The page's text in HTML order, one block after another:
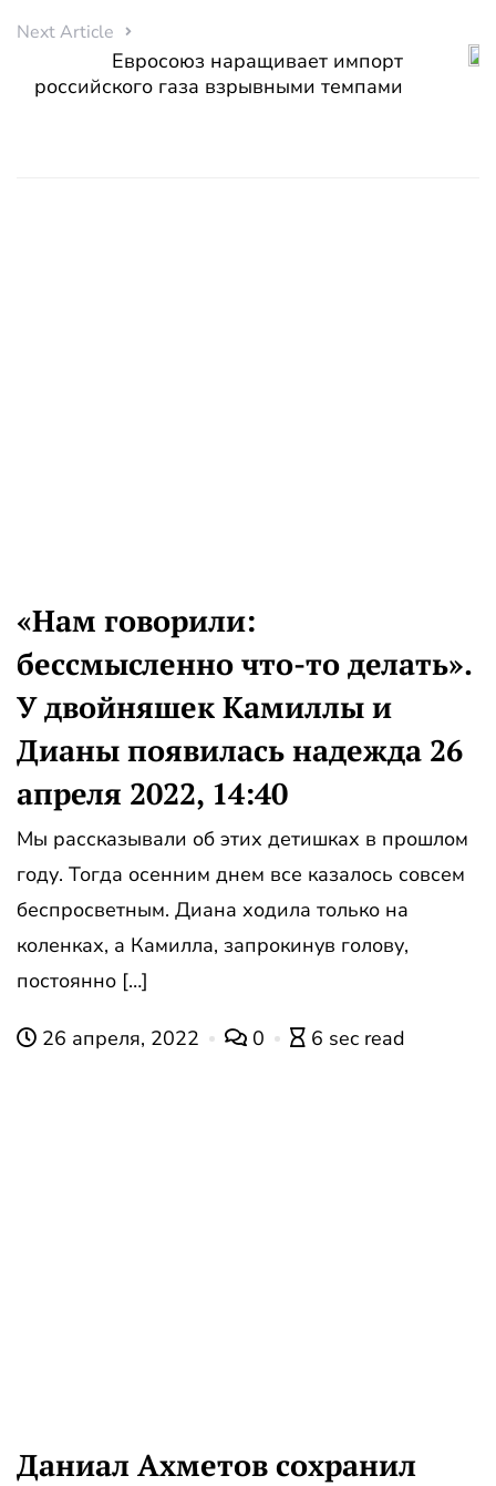
Next Article
Евросоюз наращивает импорт
российского газа взрывными темпами
«Нам говорили:
бессмысленно что-то делать».
У двойняшек Камиллы и
Дианы появилась надежда 26
апреля 2022, 14:40
Мы рассказывали об этих детишках в прошлом
году. Тогда осенним днем все казалось совсем
беспросветным. Диана ходила только на
коленках, а Камилла, запрокинув голову,
постоянно […]
26 апреля, 2022 0 6 sec read
Даниал Ахметов сохранил